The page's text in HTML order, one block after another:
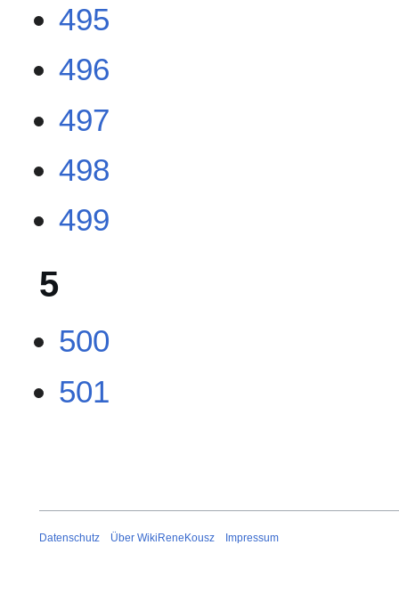
495
496
497
498
499
5
500
501
Datenschutz Über WikiReneKousz Impressum